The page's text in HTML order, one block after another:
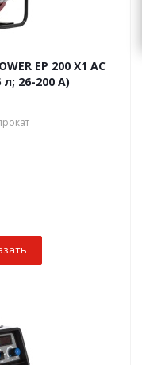
EP 200 X1 AC
л; 26-200 А)